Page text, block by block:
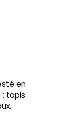
en
: tapis